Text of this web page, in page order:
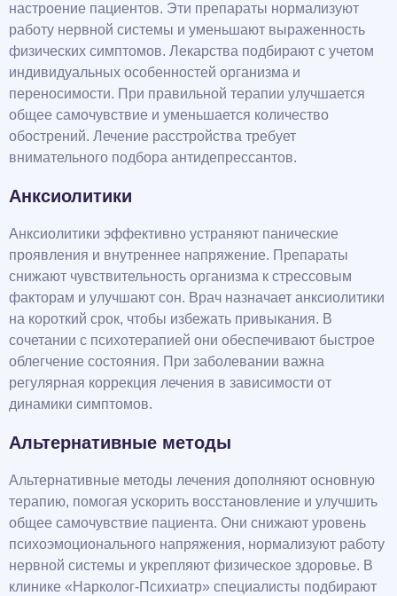
настроение пациентов. Эти препараты нормализуют
работу нервной системы и уменьшают выраженность
физических симптомов. Лекарства подбирают с учетом
индивидуальных особенностей организма и
переносимости. При правильной терапии улучшается
общее самочувствие и уменьшается количество
обострений. Лечение расстройства требует
внимательного подбора антидепрессантов.
Анксиолитики
Анксиолитики эффективно устраняют панические
проявления и внутреннее напряжение. Препараты
снижают чувствительность организма к стрессовым
факторам и улучшают сон. Врач назначает анксиолитики
на короткий срок, чтобы избежать привыкания. В
сочетании с психотерапией они обеспечивают быстрое
облегчение состояния. При заболевании важна
регулярная коррекция лечения в зависимости от
динамики симптомов.
Альтернативные методы
Альтернативные методы лечения дополняют основную
терапию, помогая ускорить восстановление и улучшить
общее самочувствие пациента. Они снижают уровень
психоэмоционального напряжения, нормализуют работу
нервной системы и укрепляют физическое здоровье. В
клинике «Нарколог-Психиатр» специалисты подбирают